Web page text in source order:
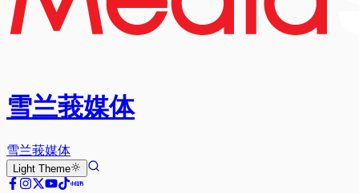
雪兰莪媒体
雪兰莪媒体
Light Theme